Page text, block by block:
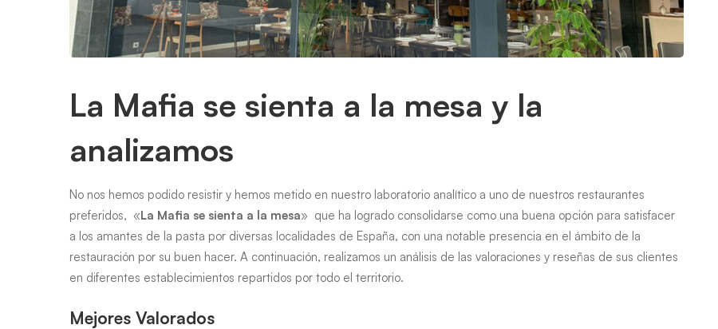
analizamos
La Mafia se sienta a la mesa y la
analizamos
No nos hemos podido resistir y hemos metido en nuestro laboratorio analítico a uno de nuestros restaurantes
preferidos, «La Mafia se sienta a la mesa» que ha logrado consolidarse como una buena opción para satisfacer
a los amantes de la pasta por diversas localidades de España, con una notable presencia en el ámbito de la
restauración por su buen hacer. A continuación, realizamos un análisis de las valoraciones y reseñas de sus clientes
en diferentes establecimientos repartidos por todo el territorio.
Mejores Valorados